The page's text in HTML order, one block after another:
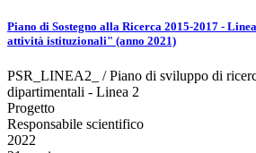
Piano di Sostegno alla Ricerca 2015-2017 -
attività istituzionali" (anno 2021)
PSR_LINEA2_ / Piano di sviluppo di
dipartimentali - Linea 2
Progetto
Responsabile scientifico
2022